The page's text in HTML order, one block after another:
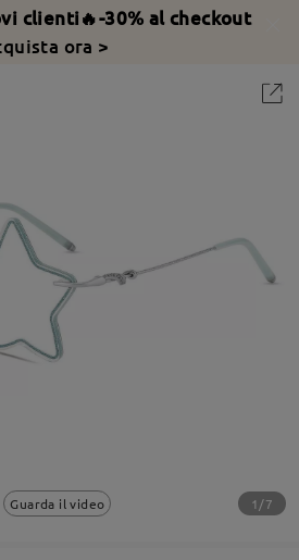
clienti🔥-30% al checkout
ora >
Guarda il video 1/7